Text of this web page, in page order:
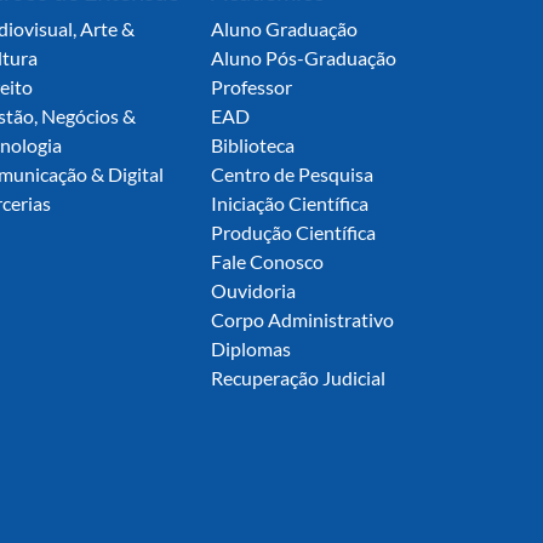
Arte &
Negócios &
& Digital
Aluno Graduação
Aluno Pós-Graduação
Professor
EAD
Biblioteca
Centro de Pesquisa
Iniciação Científica
Produção Científica
Fale Conosco
Ouvidoria
Corpo Administrativo
Diplomas
Recuperação Judicial